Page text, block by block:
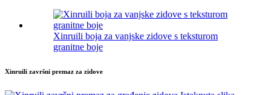
Xinruili boja za vanjske zidove s teksturom
granitne boje
Xinruili završni premaz za zidove